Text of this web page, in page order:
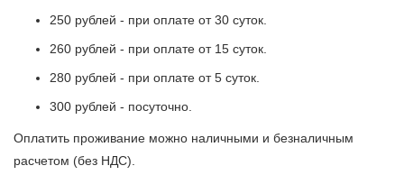
250 рублей - при оплате от 30 суток.
260 рублей - при оплате от 15 суток.
280 рублей - при оплате от 5 суток.
300 рублей - посуточно.
Оплатить проживание можно наличными и безналичным
расчетом (без НДС).